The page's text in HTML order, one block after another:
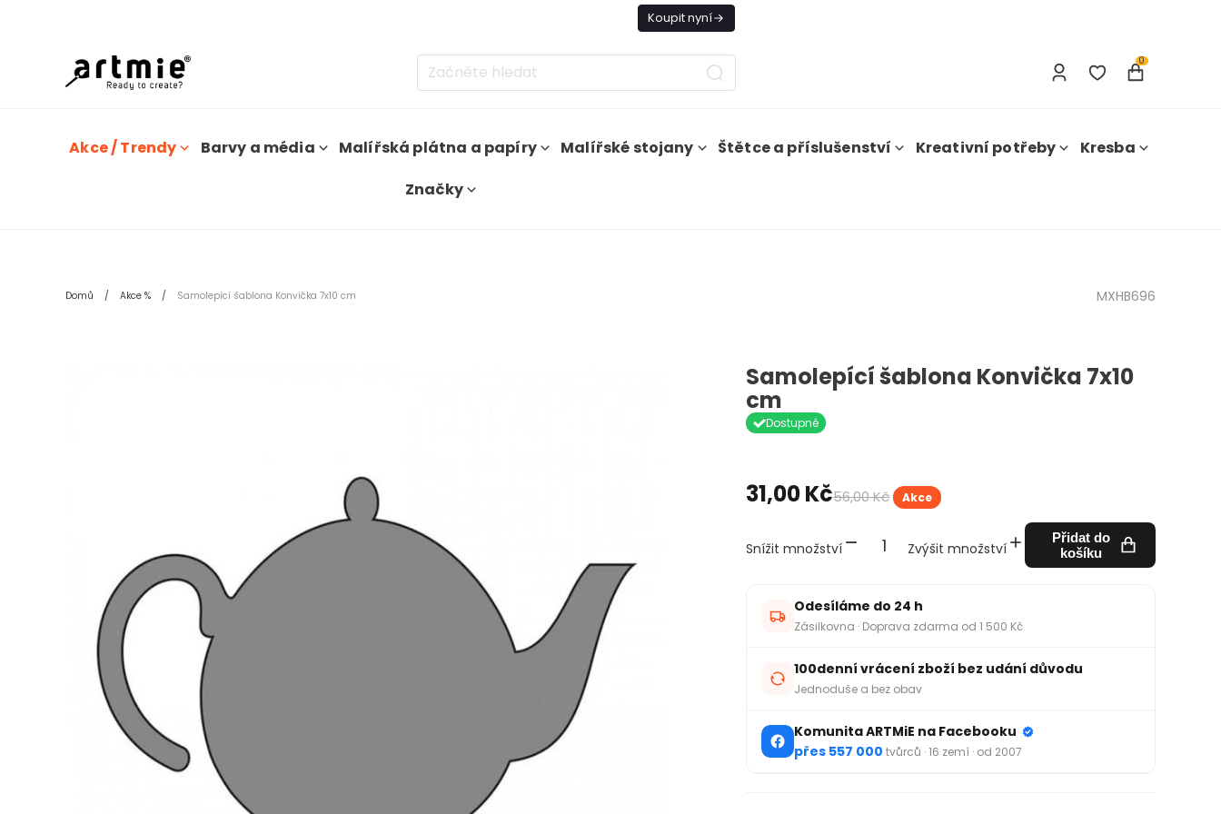
Koupit nyní
0
Akce / Trendy Barvy a média Malířská plátna a papíry Malířské stojany Štětce a příslušenství Kreativní potřeby
Kresba
Značky
Domů Akce % Samolepící šablona Konvička 7x10 cm MXHB696
Samolepící šablona Konvička 7x10
cm
Dostupné
31,00 Kč56,00 Kč Akce
Snížit množství Zvýšit množství
Přidat do
košíku
Odesíláme do 24 h
Zásilkovna · Doprava zdarma od 1 500 Kč
100denní vrácení zboží bez udání důvodu
Jednoduše a bez obav
Komunita ARTMiE na Facebooku
přes 557 000 tvůrců · 16 zemí · od 2007